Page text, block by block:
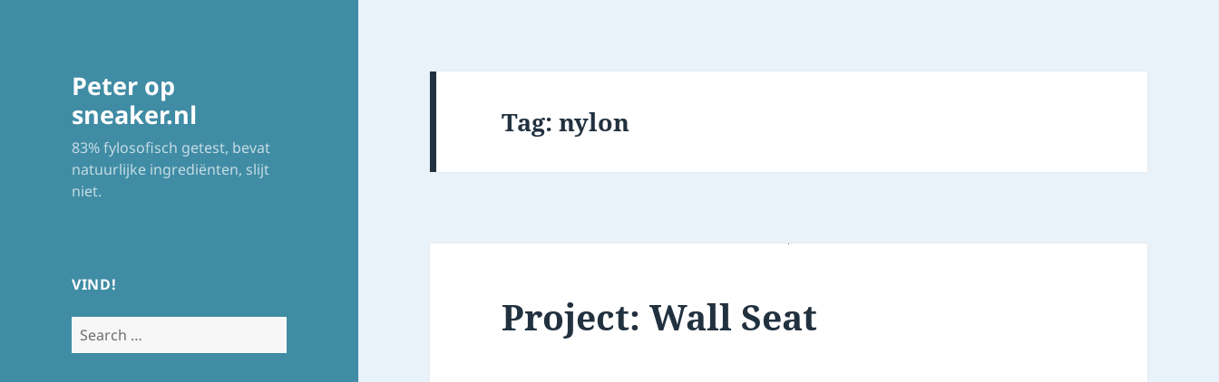
Peter op
sneaker.nl
83% fylosofisch getest, bevat
natuurlijke ingrediënten, slijt
niet.
VIND!
Search
for:
Tag:nylon
Project: Wall Seat